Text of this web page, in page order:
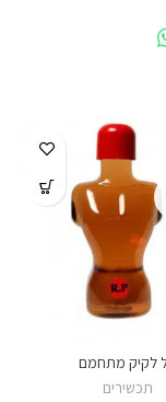
לקיק מתחמם
תכשירים